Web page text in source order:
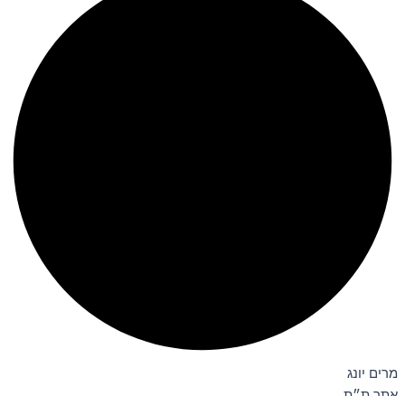
מרים יונג